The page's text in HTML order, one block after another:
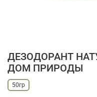
ДЕЗОДОРАНТ
ДОМ ПРИРОДЫ
50гр